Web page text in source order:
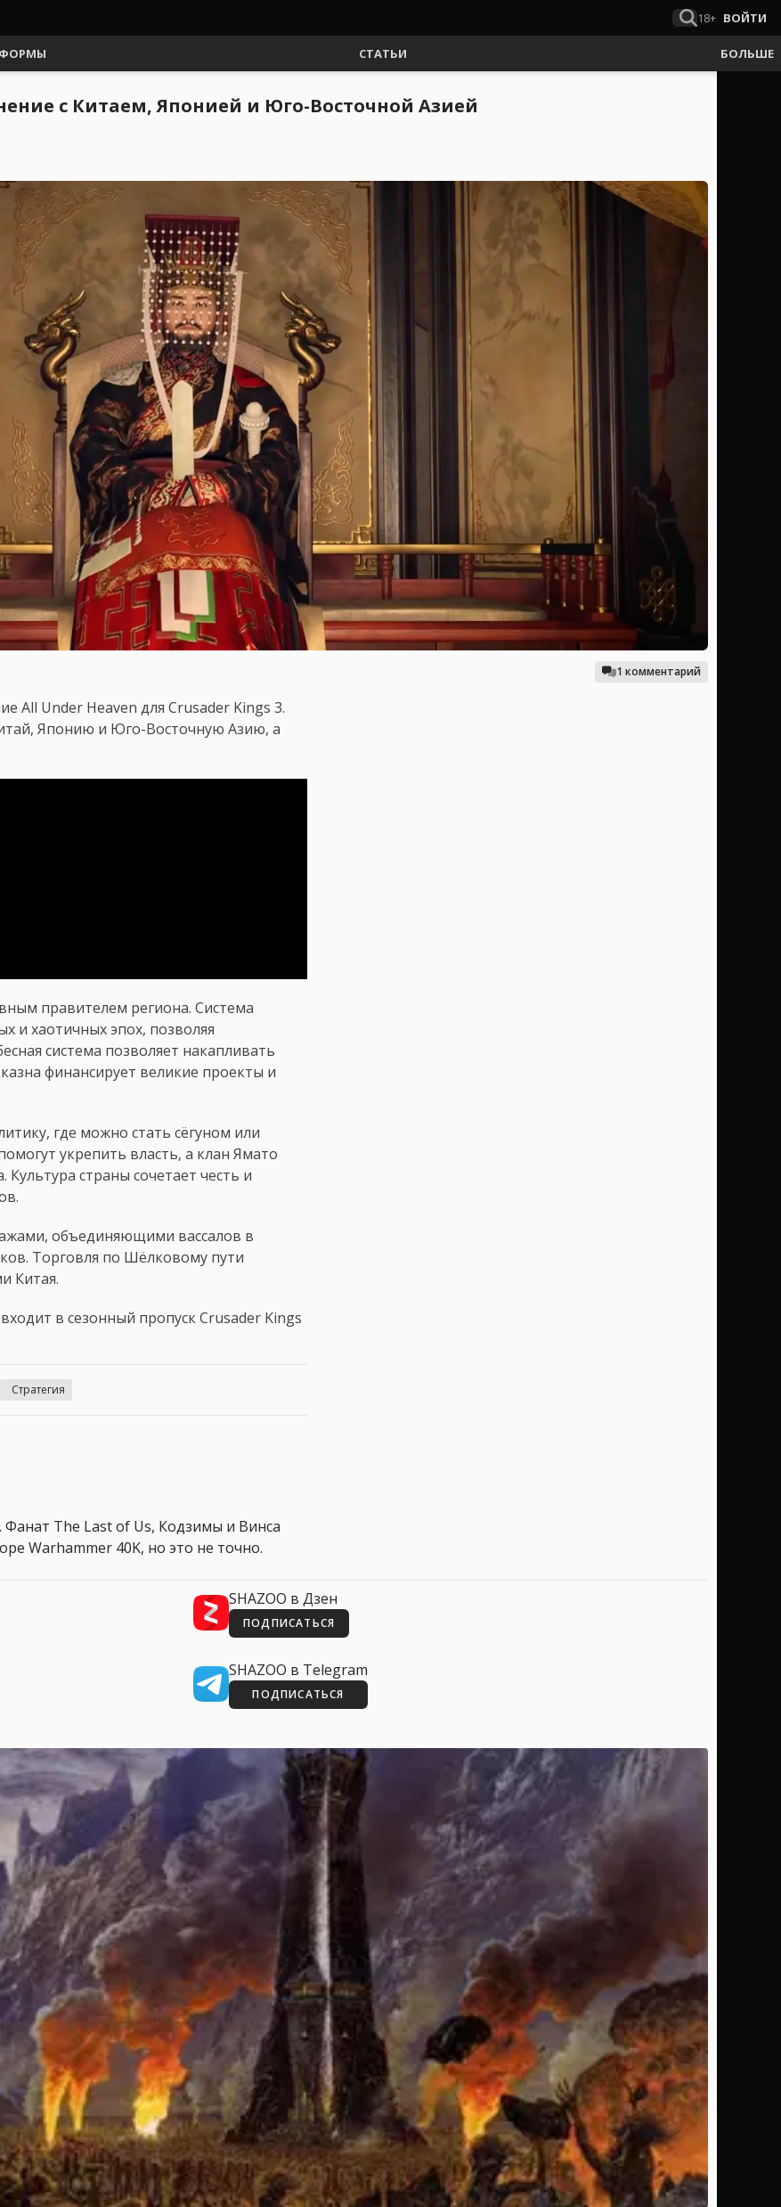
18+ ВОЙТИ
СТАТЬИ БОЛЬШЕ
с Китаем, Японией и Юго-Восточной Азией
1 комментарий
All Under Heaven для Crusader Kings 3.
Японию и Юго-Восточную Азию, а
правителем региона. Система
и хаотичных эпох, позволяя
система позволяет накапливать
финансирует великие проекты и
где можно стать сёгуном или
укрепить власть, а клан Ямато
страны сочетает честь и
объединяющими вассалов в
Торговля по Шёлковому пути
Китая.
в сезонный пропуск Crusader Kings
Стратегия
Фанат The Last of Us, Кодзимы и Винса
Warhammer 40K, но это не точно.
SHAZOO в Дзен
ПОДПИСАТЬСЯ
SHAZOO в Telegram
ПОДПИСАТЬСЯ